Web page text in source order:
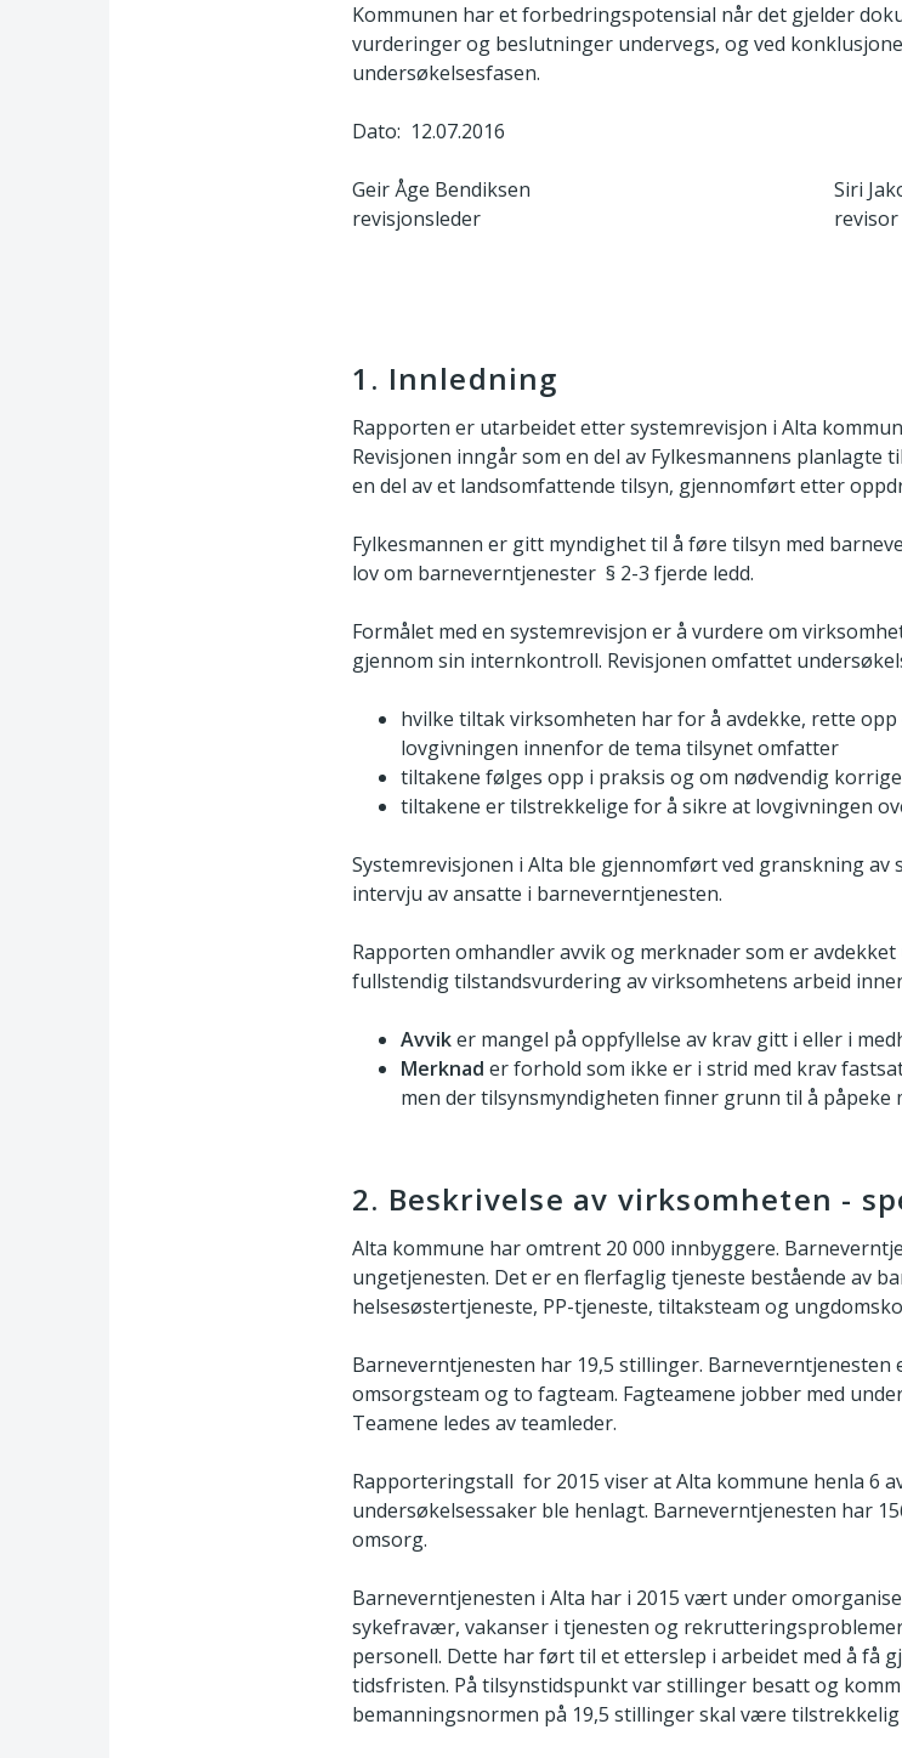
Kommunen har et forbedringspotensial når det gjelder
vurderinger og beslutninger undervegs, og ved
undersøkelsesfasen.
Dato: 12.07.2016
Geir Åge Bendiksen
revisjonsleder
Siri
revisor
1. Innledning
Rapporten er utarbeidet etter systemrevisjon i Alta
Revisjonen inngår som en del av Fylkesmannens
en del av et landsomfattende tilsyn, gjennomført etter
Fylkesmannen er gitt myndighet til å føre tilsyn med
lov om barneverntjenester § 2-3 fjerde ledd.
Formålet med en systemrevisjon er å vurdere om
gjennom sin internkontroll. Revisjonen omfattet
hvilke tiltak virksomheten har for å avdekke, rette
lovgivningen innenfor de tema tilsynet omfatter
tiltakene følges opp i praksis og om nødvendig
tiltakene er tilstrekkelige for å sikre at lovgivningen
Systemrevisjonen i Alta ble gjennomført ved granskning
intervju av ansatte i barneverntjenesten.
Rapporten omhandler avvik og merknader som er
fullstendig tilstandsvurdering av virksomhetens arbeid
Avviker mangel på oppfyllelse av krav gitt i eller i
Merknad er forhold som ikke er i strid med krav
men der tilsynsmyndigheten finner grunn til å
2. Beskrivelse av virksomheten -
Alta kommune har omtrent 20 000 innbyggere.
ungetjenesten. Det er en flerfaglig tjeneste bestående av
helsesøstertjeneste, PP-tjeneste, tiltaksteam og
Barneverntjenesten har 19,5 stillinger. Barneverntjenesten
omsorgsteam og to fagteam. Fagteamene jobber med
Teamene ledes av teamleder.
Rapporteringstall for 2015 viser at Alta kommune henla 6
undersøkelsessaker ble henlagt. Barneverntjenesten har
omsorg.
Barneverntjenesten i Alta har i 2015 vært under
sykefravær, vakanser i tjenesten og
personell. Dette har ført til et etterslep i arbeidet med å få
tidsfristen. På tilsynstidspunkt var stillinger besatt og
bemanningsnormen på 19,5 stillinger skal være